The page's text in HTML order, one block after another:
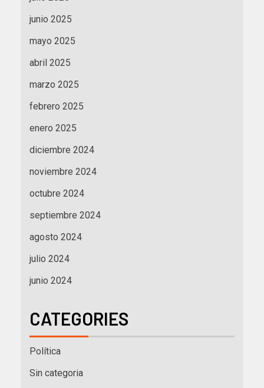
junio 2025
mayo 2025
abril 2025
marzo 2025
febrero 2025
enero 2025
diciembre 2024
noviembre 2024
octubre 2024
septiembre 2024
agosto 2024
julio 2024
junio 2024
CATEGORIES
Política
Sin categoria